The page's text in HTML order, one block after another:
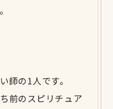
師の1人です。
前のスピリチュア